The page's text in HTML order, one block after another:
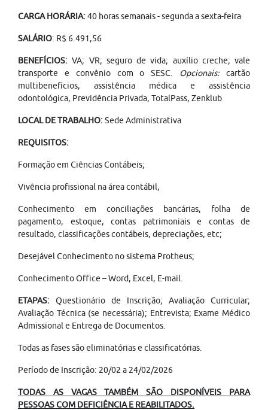
CARGA HORÁRIA:40 horas semanais - segunda a sexta-feira
SALÁRIO: R$ 6.491,56
BENEFÍCIOS: VA; VR; seguro de vida; auxílio creche; vale
transporte e convênio com o SESC. Opcionais:cartão
multibenefícios, assistência médica e assistência
odontológica, Previdência Privada, TotalPass, Zenklub
LOCAL DE TRABALHO:Sede Administrativa
REQUISITOS:
Formação em Ciências Contábeis;
Vivência profissional na área contábil,
Conhecimento em conciliações bancárias, folha de
pagamento, estoque, contas patrimoniais e contas de
resultado, classificações contábeis, depreciações, etc;
Desejável Conhecimento no sistema Protheus;
Conhecimento Office – Word, Excel, E-mail.
ETAPAS: Questionário de Inscrição; Avaliação Curricular;
Avaliação Técnica (se necessária); Entrevista; Exame Médico
Admissional e Entrega de Documentos.
Todas as fases são eliminatórias e classificatórias.
Período de Inscrição: 20/02 a 24/02/2026
TODAS AS VAGAS TAMBÉM SÃO DISPONÍVEIS PARA
PESSOAS COM DEFICIÊNCIA E REABILITADOS.